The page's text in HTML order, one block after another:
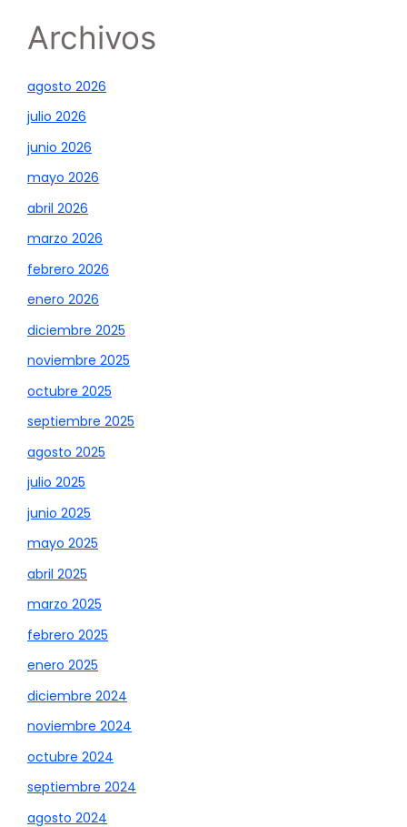
Archivos
agosto 2026
julio 2026
junio 2026
mayo 2026
abril 2026
marzo 2026
febrero 2026
enero 2026
diciembre 2025
noviembre 2025
octubre 2025
septiembre 2025
agosto 2025
julio 2025
junio 2025
mayo 2025
abril 2025
marzo 2025
febrero 2025
enero 2025
diciembre 2024
noviembre 2024
octubre 2024
septiembre 2024
agosto 2024